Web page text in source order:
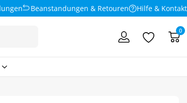
Beanstandungen & Retouren Hilfe & Kontakt
0